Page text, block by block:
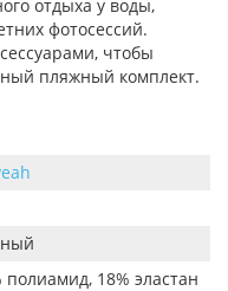
отдыха у воды,
фотосессий.
чтобы
пляжный комплект.
полиамид, 18% эластан